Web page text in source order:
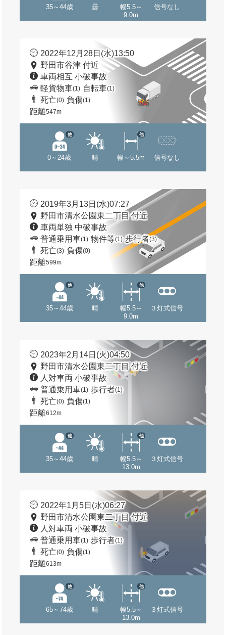
35～44歳 曇
幅5.5～
9.0m
信号なし
2022年12月28日(水)13:50
野田市谷津 付近
車両相互 小破事故
軽貨物車(1) 自転車(1)
死亡(0) 負傷(1)
距離547m
0～24歳
他
晴 幅～5.5m
他
信号なし
2019年3月13日(水)07:27
野田市清水公園東二丁目 付近
車両単独 中破事故
普通乗用車(1) 物件等(1) 歩行者(3)
死亡(3) 負傷(0)
距離599m
35～44歳
他
晴
幅5.5～
9.0m
他
３灯式信号
2023年2月14日(火)04:50
野田市清水公園東二丁目 付近
人対車両 小破事故
普通乗用車(1) 歩行者(1)
死亡(0) 負傷(1)
距離612m
35～44歳
他
晴
幅5.5～
13.0m
他
３灯式信号
2022年1月5日(水)06:27
野田市清水公園東二丁目 付近
人対車両 小破事故
普通乗用車(1) 歩行者(1)
死亡(0) 負傷(1)
距離613m
65～74歳
他
晴
幅5.5～
13.0m
他
３灯式信号